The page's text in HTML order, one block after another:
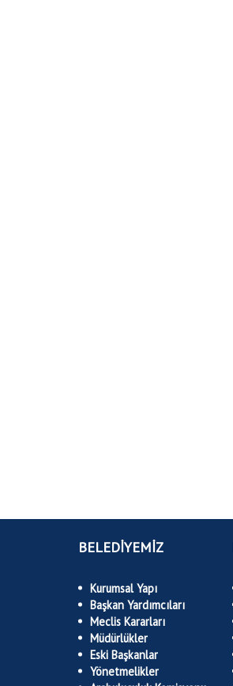
BELEDİYEMİZ
Kurumsal Yapı
Başkan Yardımcıları
Meclis Kararları
Müdürlükler
Eski Başkanlar
Yönetmelikler